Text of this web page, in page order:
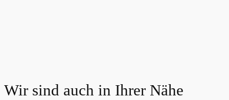
Wir sind auch in Ihrer Nähe